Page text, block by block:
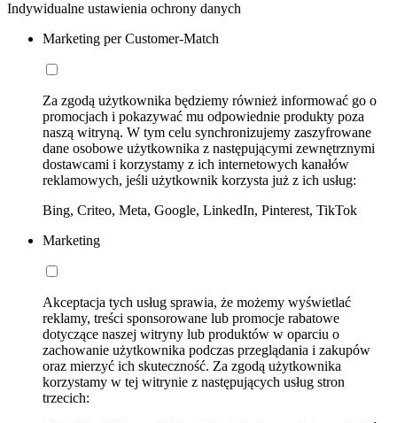
Indywidualne ustawienia ochrony danych
Marketing per Customer-Match
Za zgodą użytkownika będziemy również informować go o
promocjach i pokazywać mu odpowiednie produkty poza
naszą witryną. W tym celu synchronizujemy zaszyfrowane
dane osobowe użytkownika z następującymi zewnętrznymi
dostawcami i korzystamy z ich internetowych kanałów
reklamowych, jeśli użytkownik korzysta już z ich usług:
Bing, Criteo, Meta, Google, LinkedIn, Pinterest, TikTok
Marketing
Akceptacja tych usług sprawia, że możemy wyświetlać
reklamy, treści sponsorowane lub promocje rabatowe
dotyczące naszej witryny lub produktów w oparciu o
zachowanie użytkownika podczas przeglądania i zakupów
oraz mierzyć ich skuteczność. Za zgodą użytkownika
korzystamy w tej witrynie z następujących usług stron
trzecich: